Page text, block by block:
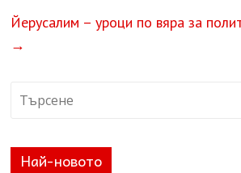
Йерусалим – уроци по вяра за
→
Най-новото